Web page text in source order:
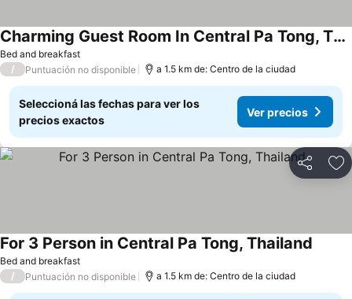
Bed and breakfast
Charming Guest Room In Central Pa Tong, Thailand
/ Puntuación no disponible a 1.5 km de: Centro de la ciudad
Seleccioná las fechas para ver los
precios exactos
Ver precios
Compartir
Bed and breakfast
For 3 Person in Central Pa Tong, Thailand
/ Puntuación no disponible a 1.5 km de: Centro de la ciudad